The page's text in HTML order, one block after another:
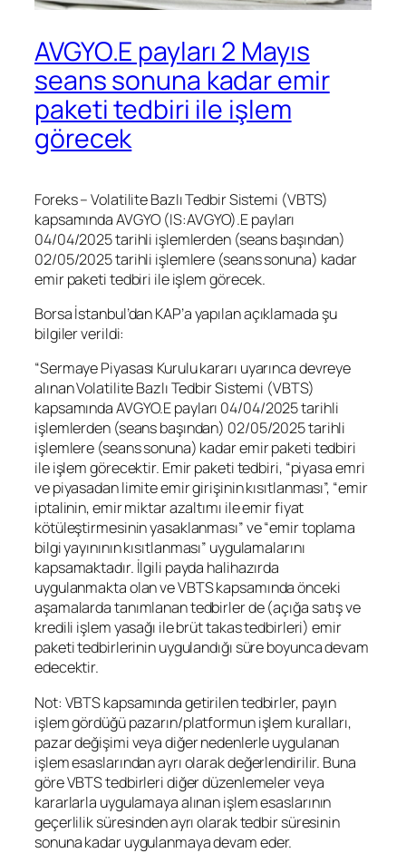
AVGYO.E payları 2 Mayıs
seans sonuna kadar emir
paketi tedbiri ile işlem
görecek
Foreks – Volatilite Bazlı Tedbir Sistemi (VBTS)
kapsamında AVGYO (IS:AVGYO).E payları
04/04/2025 tarihli işlemlerden (seans başından)
02/05/2025 tarihli işlemlere (seans sonuna) kadar
emir paketi tedbiri ile işlem görecek.
Borsa İstanbul’dan KAP’a yapılan açıklamada şu
bilgiler verildi:
“Sermaye Piyasası Kurulu kararı uyarınca devreye
alınan Volatilite Bazlı Tedbir Sistemi (VBTS)
kapsamında AVGYO.E payları 04/04/2025 tarihli
işlemlerden (seans başından) 02/05/2025 tarihli
işlemlere (seans sonuna) kadar emir paketi tedbiri
ile işlem görecektir. Emir paketi tedbiri, “piyasa emri
ve piyasadan limite emir girişinin kısıtlanması”, “emir
iptalinin, emir miktar azaltımı ile emir fiyat
kötüleştirmesinin yasaklanması” ve “emir toplama
bilgi yayınının kısıtlanması” uygulamalarını
kapsamaktadır. İlgili payda halihazırda
uygulanmakta olan ve VBTS kapsamında önceki
aşamalarda tanımlanan tedbirler de (açığa satış ve
kredili işlem yasağı ile brüt takas tedbirleri) emir
paketi tedbirlerinin uygulandığı süre boyunca devam
edecektir.
Not: VBTS kapsamında getirilen tedbirler, payın
işlem gördüğü pazarın/platformun işlem kuralları,
pazar değişimi veya diğer nedenlerle uygulanan
işlem esaslarından ayrı olarak değerlendirilir. Buna
göre VBTS tedbirleri diğer düzenlemeler veya
kararlarla uygulamaya alınan işlem esaslarının
geçerlilik süresinden ayrı olarak tedbir süresinin
sonuna kadar uygulanmaya devam eder.